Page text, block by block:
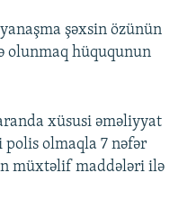
şəxsin özünün
olunmaq hüququnun
xüsusi əməliyyat
olmaqla 7 nəfər
müxtəlif maddələri ilə